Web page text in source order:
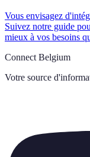
Vous envisagez
Suivez notre guide
mieux à vos besoins
Connect Belgium
Votre source